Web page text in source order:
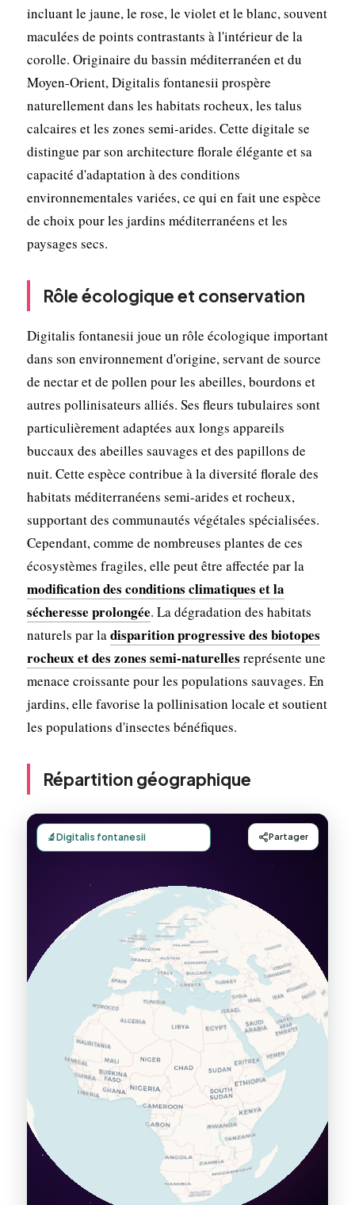
incluant le jaune, le rose, le violet et le blanc, souvent
maculées de points contrastants à l'intérieur de la
corolle. Originaire du bassin méditerranéen et du
Moyen-Orient, Digitalis fontanesii prospère
naturellement dans les habitats rocheux, les talus
calcaires et les zones semi-arides. Cette digitale se
distingue par son architecture florale élégante et sa
capacité d'adaptation à des conditions
environnementales variées, ce qui en fait une espèce
de choix pour les jardins méditerranéens et les
paysages secs.
Rôle écologique et conservation
Digitalis fontanesii joue un rôle écologique important
dans son environnement d'origine, servant de source
de nectar et de pollen pour les abeilles, bourdons et
autres pollinisateurs alliés. Ses fleurs tubulaires sont
particulièrement adaptées aux longs appareils
buccaux des abeilles sauvages et des papillons de
nuit. Cette espèce contribue à la diversité florale des
habitats méditerranéens semi-arides et rocheux,
supportant des communautés végétales spécialisées.
Cependant, comme de nombreuses plantes de ces
écosystèmes fragiles, elle peut être affectée par la
modification des conditions climatiques et la
sécheresse prolongée. La dégradation des habitats
naturels par ladisparition progressive des biotopes
rocheux et des zones semi-naturelles représente une
menace croissante pour les populations sauvages. En
jardins, elle favorise la pollinisation locale et soutient
les populations d'insectes bénéfiques.
Répartition géographique